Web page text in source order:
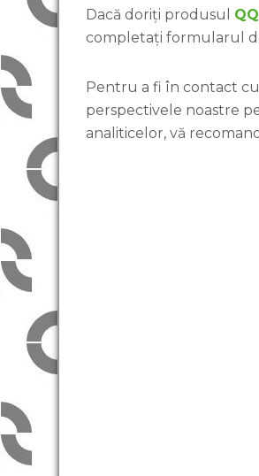
Dacă doriți produsul
completați formularul
Pentru a fi în contact
perspectivele noastre
analiticelor, vă